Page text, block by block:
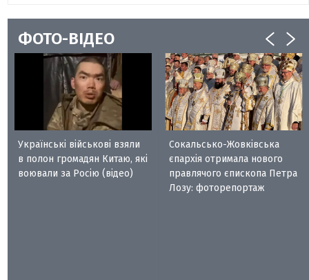
ФОТО-ВІДЕО
Українські військові взяли
в полон громадян Китаю, які
воювали за Росію (відео)
Сокальсько-Жовківська
єпархія отримала нового
правлячого єпископа Петра
Лозу: фоторепортаж